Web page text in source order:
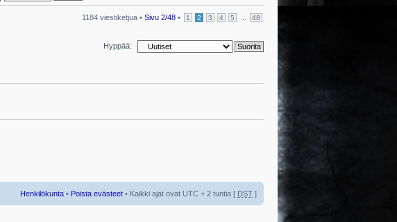
1184 viestiketjua • Sivu 2/48 • 1 2 3 4 5 48
Hyppää:
Henkilökunta • Poista evästeet • Kaikki ajat ovat UTC + 2 tuntia [ DST ]